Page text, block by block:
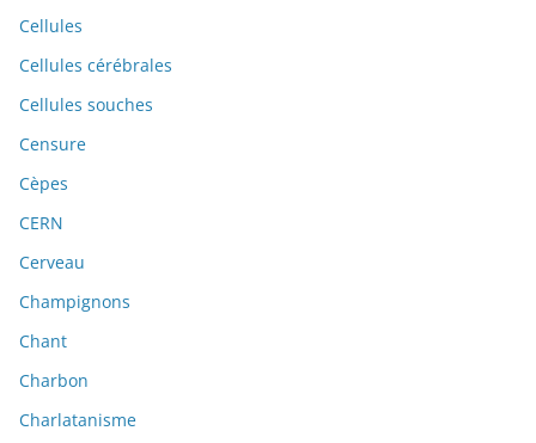
Cellules
Cellules cérébrales
Cellules souches
Censure
Cèpes
CERN
Cerveau
Champignons
Chant
Charbon
Charlatanisme